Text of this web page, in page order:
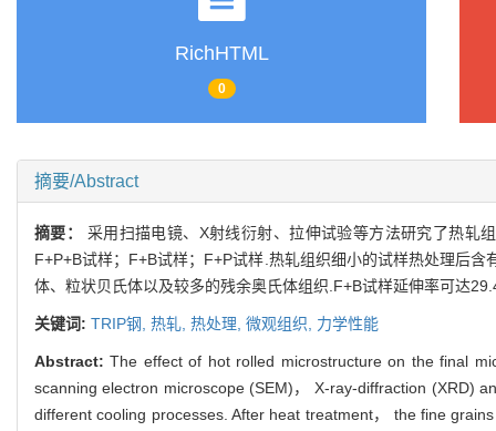
RichHTML
0
摘要/Abstract
摘要： 采用扫描电镜、X射线衍射、拉伸试验等方法研究了热轧
F+P+B试样；F+B试样；F+P试样.热轧组织细小的试样热处理后
体、粒状贝氏体以及较多的残余奥氏体组织.F+B试样延伸率可达
关键词: TRIP钢, 热轧, 热处理, 微观组织, 力学性能
Abstract:The effect of hot rolled microstructure on the final
scanning electron microscope (SEM)， X-ray-diffraction (XRD)
different cooling processes. After heat treatment， the fine